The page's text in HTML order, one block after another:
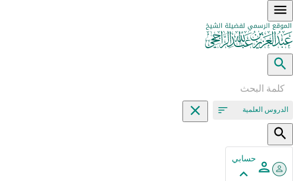
الدروس العلمية
حسابي